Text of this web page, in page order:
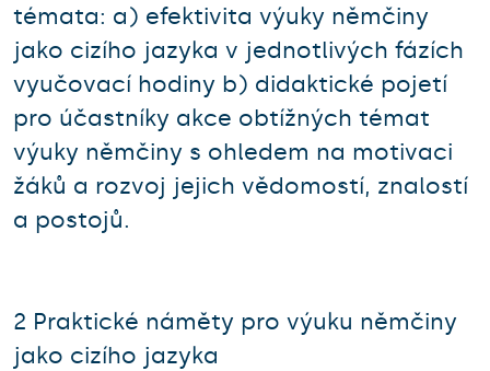
témata: a) efektivita výuky němčiny
jako cizího jazyka v jednotlivých fázích
vyučovací hodiny b) didaktické pojetí
pro účastníky akce obtížných témat
výuky němčiny s ohledem na motivaci
žáků a rozvoj jejich vědomostí, znalostí
a postojů.
2 Praktické náměty pro výuku němčiny
jako cizího jazyka